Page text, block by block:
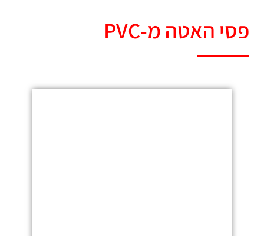
פסי האטה מ-PVC